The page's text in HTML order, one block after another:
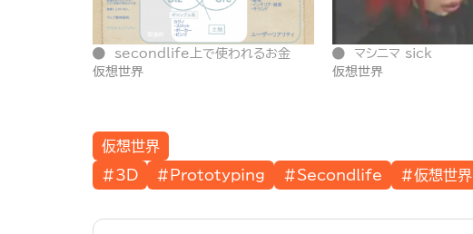
secondlife上で使われるお金
仮想世界
マシニマ sick
仮想世界
仮想世界
#3D
#Prototyping #Secondlife #仮想世界